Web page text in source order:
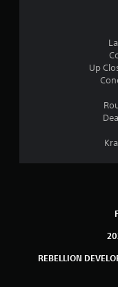
ل
Up
REBELLION